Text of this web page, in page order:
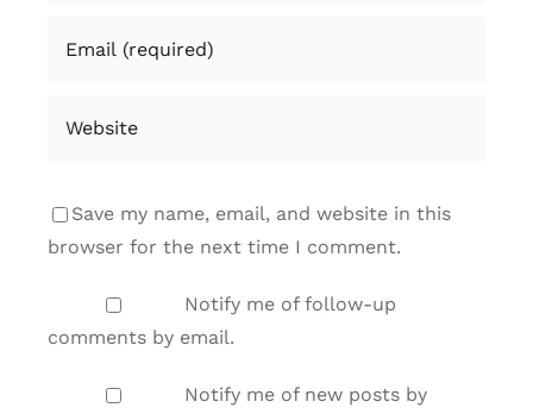
Save my name, email, and website in this
browser for the next time I comment.
Notify me of follow-up
comments by email.
Notify me of new posts by